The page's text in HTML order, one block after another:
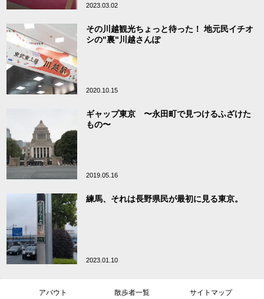
2023.03.02
その川越観光ちょっと待った！ 地元民イチオ
シの"裏"川越さんぽ
2020.10.15
ギャップ東京 〜永田町で見つけるふざけた
もの〜
2019.05.16
練馬、それは長野県民が最初に見る東京。
2023.01.10
アバウト 散歩者一覧 サイトマップ